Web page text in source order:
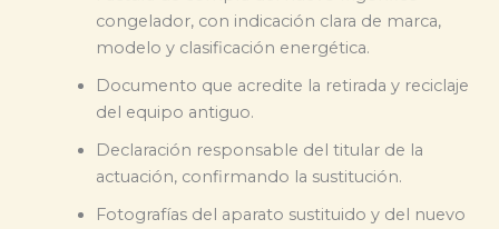
congelador, con indicación clara de marca,
modelo y clasificación energética.
Documento que acredite la retirada y reciclaje
del equipo antiguo.
Declaración responsable del titular de la
actuación, confirmando la sustitución.
Fotografías del aparato sustituido y del nuevo